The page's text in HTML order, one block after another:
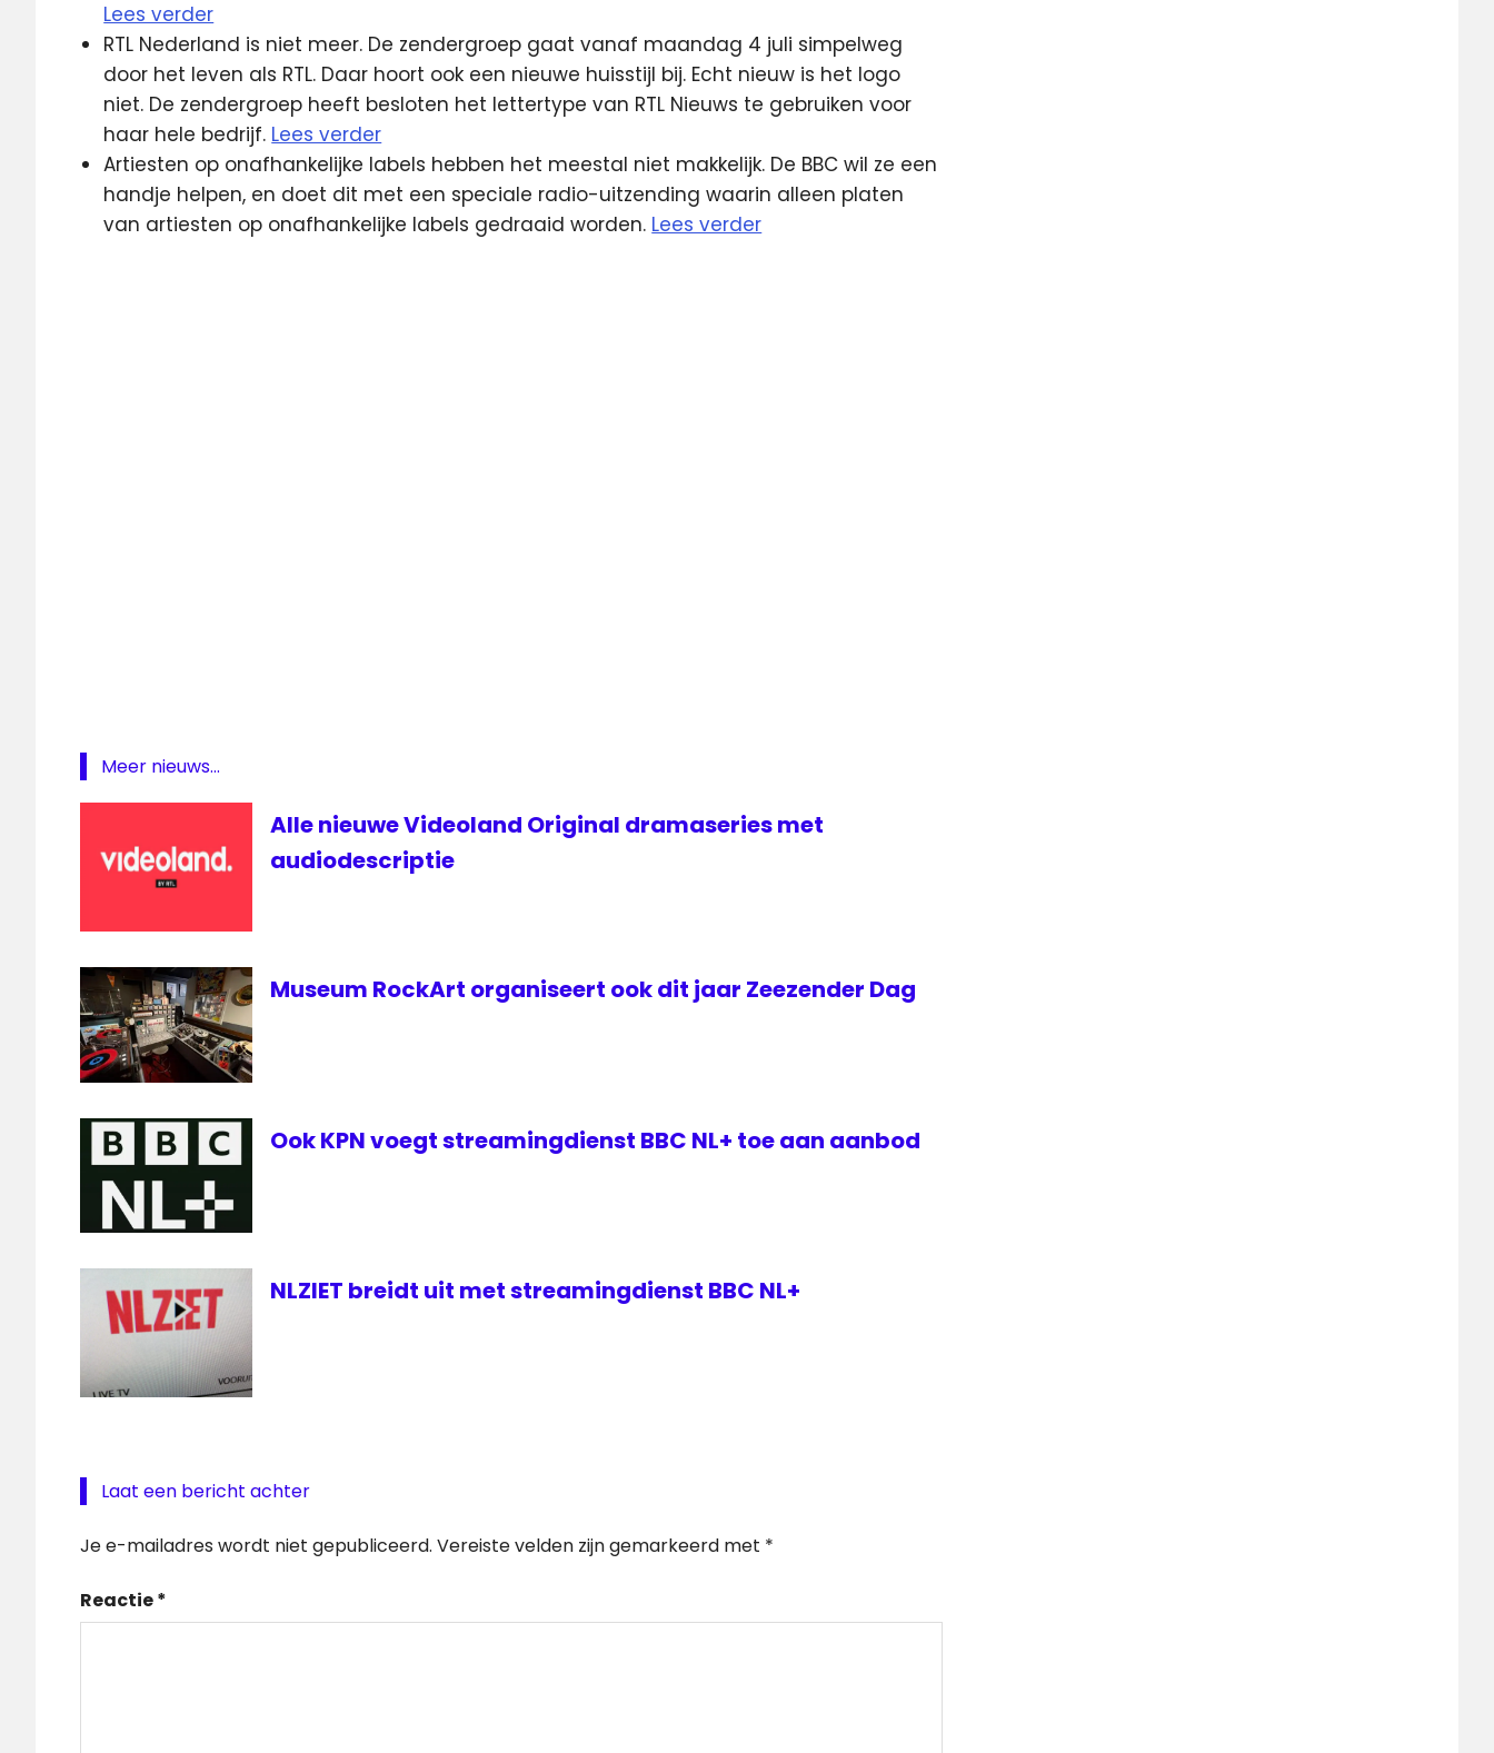
Lees verder
RTL Nederland is niet meer. De zendergroep gaat vanaf maandag 4 juli simpelweg
door het leven als RTL. Daar hoort ook een nieuwe huisstijl bij. Echt nieuw is het logo
niet. De zendergroep heeft besloten het lettertype van RTL Nieuws te gebruiken voor
haar hele bedrijf. Lees verder
Artiesten op onafhankelijke labels hebben het meestal niet makkelijk. De BBC wil ze een
handje helpen, en doet dit met een speciale radio-uitzending waarin alleen platen
van artiesten op onafhankelijke labels gedraaid worden. Lees verder
Meer nieuws...
Alle nieuwe Videoland Original dramaseries met
audiodescriptie
Museum RockArt organiseert ook dit jaar Zeezender Dag
Ook KPN voegt streamingdienst BBC NL+ toe aan aanbod
NLZIET breidt uit met streamingdienst BBC NL+
Laat een bericht achter
Je e-mailadres wordt niet gepubliceerd. Vereiste velden zijn gemarkeerd met *
Reactie*